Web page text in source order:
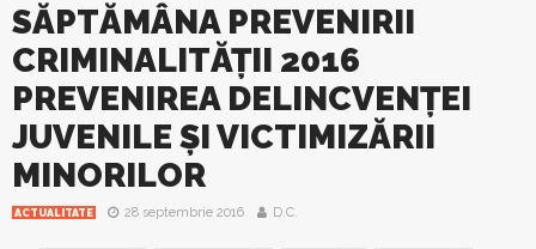
SĂPTĂMÂNA PREVENIRII
CRIMINALITĂȚII 2016
PREVENIREA DELINCVENȚEI
JUVENILE ȘI VICTIMIZĂRII
MINORILOR
ACTUALITATE 28 septembrie 2016 D.C.